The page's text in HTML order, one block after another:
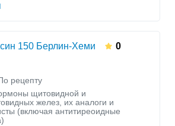
150 Берлин-Хеми 0
рецепту
щитовидной и
желез, их аналоги и
(включая антитиреоидные